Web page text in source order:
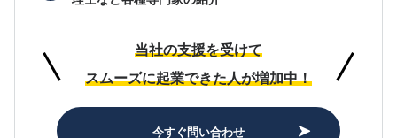
当社の支援を受けて
スムーズに起業できた人が増加中！
今すぐ問い合わせ